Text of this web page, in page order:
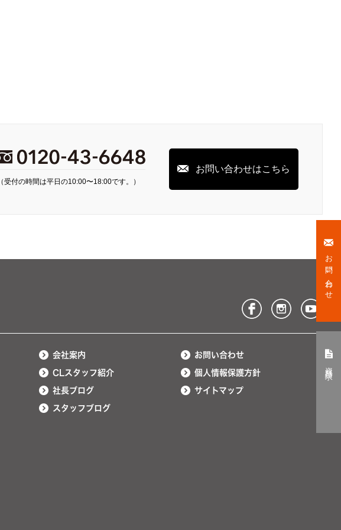
（受付の時間は平日の10:00〜18:00です。）
お問い合わせはこちら
お問い合わせ
会社案内
CLスタッフ紹介
社長ブログ
スタッフブログ
お問い合わせ
個人情報保護方針
サイトマップ